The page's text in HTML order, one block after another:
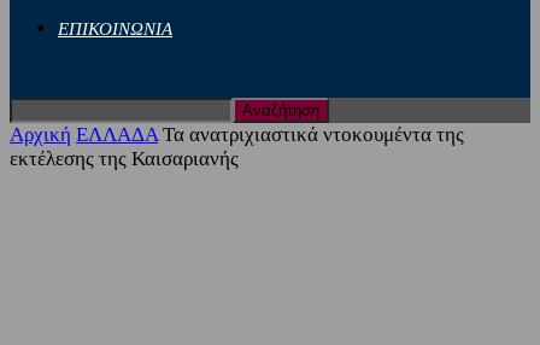
ΕΠΙΚΟΙΝΩΝΙΑ
Αρχική ΕΛΛΑΔΑ Τα ανατριχιαστικά ντοκουμέντα της
εκτέλεσης της Καισαριανής